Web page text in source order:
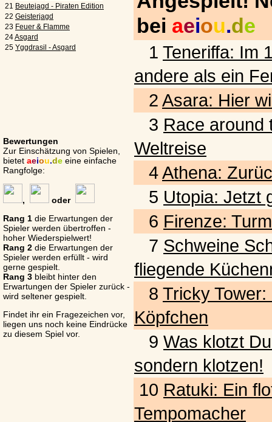
21 Beutejagd - Piraten Edition
22 Geisterjagd
23 Feuer & Flamme
24Asgard
25 Yggdrasil - Asgard
Bewertungen
Zur Einschätzung von Spielen,
bietet aeiou.de eine einfache
Rangfolge:
,
oder
Rang 1 die Erwartungen der
Spieler werden übertroffen -
hoher Wiederspielwert!
Rang 2 die Erwartungen der
Spieler werden erfüllt - wird
gerne gespielt.
Rang 3 bleibt hinter den
Erwartungen der Spieler zurück -
wird seltener gespielt.
Findet ihr ein Fragezeichen vor,
liegen uns noch keine Eindrücke
zu diesem Spiel vor.
bei aeiou.de
1 Teneriffa: Im
andere als ein
2 Asara: Hier
3 Race around
Weltreise
4Athena:
5 Utopia: Jetzt
6 Firenze:
7 Schweine
fliegende
8 Tricky
Köpfchen
9 Was klotzt
sondern klotzen!
10 Ratuki: Ein
Tempomacher